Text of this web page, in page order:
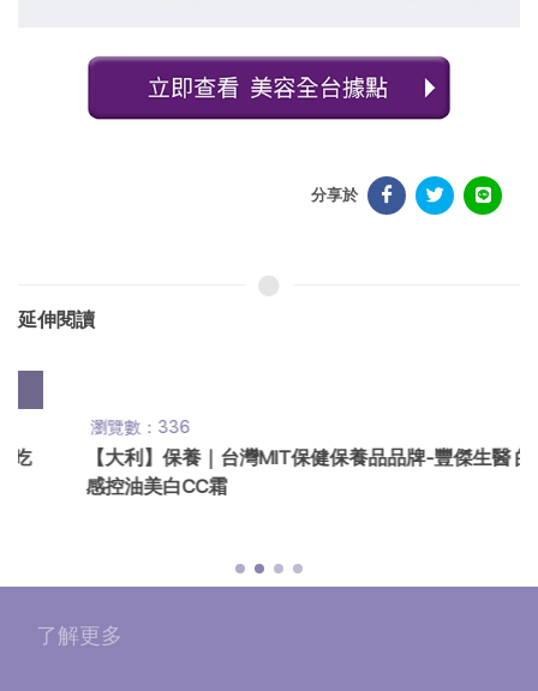
分享於
延伸閱讀
瀏覽數：336
【大利】保養｜台灣MIT保健保養品品牌-豐傑生醫 的零粉
感控油美白CC霜
了解更多